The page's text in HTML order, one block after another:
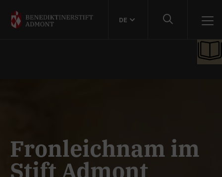
DE
Fronleichnam im
Stift Admont